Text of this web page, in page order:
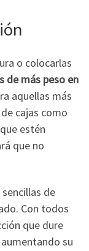
o colocarlas
de más peso en
aquellas más
cajas como
estén
que no
de
Con todos
que dure
su